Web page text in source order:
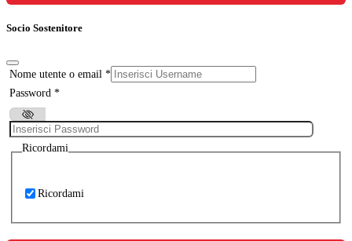
Socio Sostenitore
Nome utente o email *
Password *
Ricordami
Ricordami